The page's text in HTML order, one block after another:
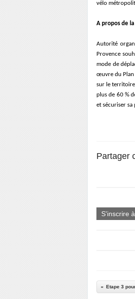
vélo
A propos de
Autorité
Provence
mode de
œuvre du Plan
sur le
plus de 60 %
et sécuriser
Partager
S'inscrire
Etape 3